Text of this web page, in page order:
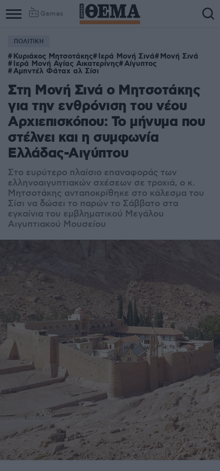
Games
ΠΟΛΙΤΙΚΗ
Κυριάκος Μητσοτάκης Ιερά Μονή Σινά Μονή Σινά
Ιερά Μονή Αγίας Αικατερίνης Αίγυπτος
Αμπντέλ Φάταχ αλ Σίσι
Στη Μονή Σινά ο Μητσοτάκης
για την ενθρόνιση του νέου
Αρχιεπισκόπου: Το μήνυμα που
στέλνει και η συμφωνία
Ελλάδας-Αιγύπτου
Στο ευρύτερο πλαίσιο επαναφοράς των
ελληνοαιγυπτιακών σχέσεων σε τροχιά, ο κ.
Μητσοτάκης ανταποκρίθηκε στο κάλεσμα του
Σίσι να δώσει το παρών το Σάββατο στα
εγκαίνια του εμβληματικού Μεγάλου
Αιγυπτιακού Μουσείου